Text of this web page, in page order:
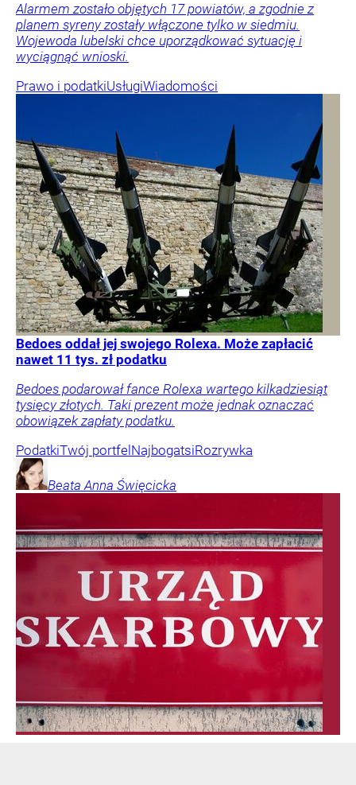
Alarmem zostało objętych 17 powiatów, a zgodnie z
planem syreny zostały włączone tylko w siedmiu.
Wojewoda lubelski chce uporządkować sytuację i
wyciągnąć wnioski.
Prawo i podatkiUsługiWiadomości
Bedoes oddał jej swojego Rolexa. Może zapłacić
nawet 11 tys. zł podatku
Bedoes podarował fance Rolexa wartego kilkadziesiąt
tysięcy złotych. Taki prezent może jednak oznaczać
obowiązek zapłaty podatku.
PodatkiTwój portfel NajbogatsiRozrywka
Beata Anna Święcicka